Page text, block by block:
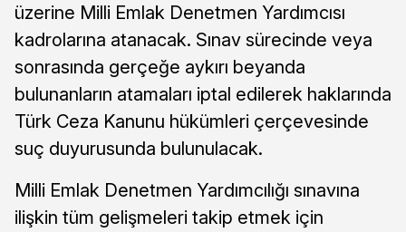
üzerine Milli Emlak Denetmen Yardımcısı
kadrolarına atanacak. Sınav sürecinde veya
sonrasında gerçeğe aykırı beyanda
bulunanların atamaları iptal edilerek haklarında
Türk Ceza Kanunu hükümleri çerçevesinde
suç duyurusunda bulunulacak.
Milli Emlak Denetmen Yardımcılığı sınavına
ilişkin tüm gelişmeleri takip etmek için